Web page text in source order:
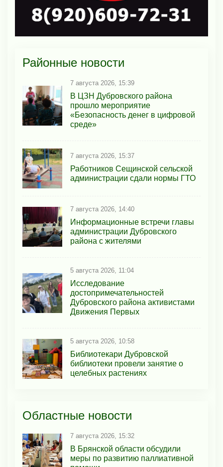
Районные новости
7 августа 2026, 15:39
В ЦЗН Дубровского района
прошло мероприятие
«Безопасность денег в цифровой
среде»
7 августа 2026, 15:37
Работников Сещинской сельской
администрации сдали нормы ГТО
7 августа 2026, 14:40
Информационные встречи главы
администрации Дубровского
района с жителями
5 августа 2026, 11:04
Исследование
достопримечательностей
Дубровского района активистами
Движения Первых
5 августа 2026, 10:58
Библиотекари Дубровской
библиотеки провели занятие о
целебных растениях
Областные новости
7 августа 2026, 15:32
В Брянской области обсудили
меры по развитию паллиативной